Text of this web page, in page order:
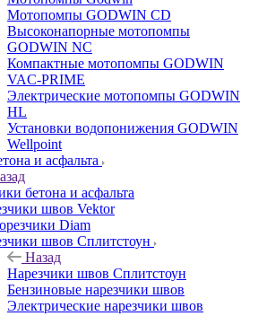
Мотопомпы GODWIN CD
Высоконапорные мотопомпы
GODWIN NC
Компактные мотопомпы GODWIN
VAC-PRIME
Электрические мотопомпы GODWIN
HL
Установки водопонижения GODWIN
Wellpoint
и асфальта
бетона и асфальта
швов Vektor
Diam
швов Сплитстоун
Назад
Нарезчики швов Сплитстоун
Бензиновые нарезчики швов
Электрические нарезчики швов